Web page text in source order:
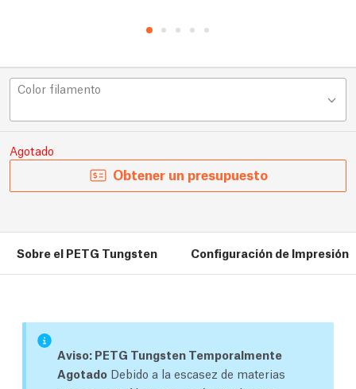
Color filamento
Agotado
Obtener un presupuesto
Sobre el PETG Tungsten Configuración de Impresión
Aviso: PETG Tungsten Temporalmente
AgotadoDebido a la escasez de materias